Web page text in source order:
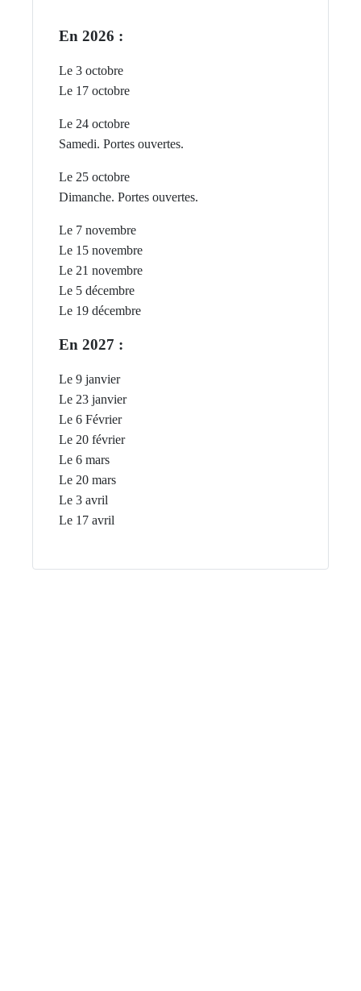
En 2026 :
Le 3 octobre
Le 17 octobre
Le 24 octobre
Samedi. Portes ouvertes.
Le 25 octobre
Dimanche. Portes ouvertes.
Le 7 novembre
Le 15 novembre
Le 21 novembre
Le 5 décembre
Le 19 décembre
En 2027 :
Le 9 janvier
Le 23 janvier
Le 6 Février
Le 20 février
Le 6 mars
Le 20 mars
Le 3 avril
Le 17 avril